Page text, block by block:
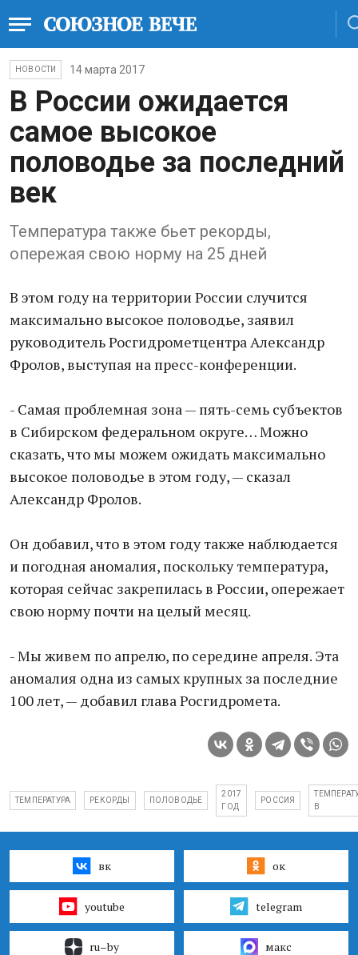
НОВОСТИ 14 марта 2017
В России ожидается
самое высокое
половодье за последний
век
Температура также бьет рекорды,
опережая свою норму на 25 дней
В этом году на территории России случится
максимально высокое половодье, заявил
руководитель Росгидрометцентра Александр
Фролов, выступая на пресс-конференции.
- Самая проблемная зона — пять-семь субъектов
в Сибирском федеральном округе… Можно
сказать, что мы можем ожидать максимально
высокое половодье в этом году, — сказал
Александр Фролов.
Он добавил, что в этом году также наблюдается
и погодная аномалия, поскольку температура,
которая сейчас закрепилась в России, опережает
свою норму почти на целый месяц.
- Мы живем по апрелю, по середине апреля. Эта
аномалия одна из самых крупных за последние
100 лет, — добавил глава Росгидромета.
ТЕМПЕРАТУРА РЕКОРДЫ ПОЛОВОДЬЕ
2017
ГОД
РОССИЯ
В
вк ок
youtube telegram
ru–by макс